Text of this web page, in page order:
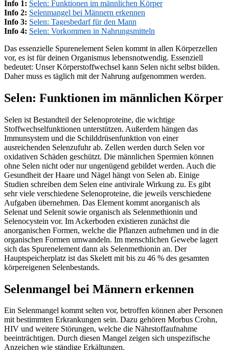
Info 1: Selen: Funktionen im männlichen Körper
Info 2: Selenmangel bei Männern erkennen
Info 3: Selen: Tagesbedarf für den Mann
Info 4: Selen: Vorkommen in Nahrungsmitteln
Das essenzielle Spurenelement Selen kommt in allen Körperzellen
vor, es ist für deinen Organismus lebensnotwendig. Essenziell
bedeutet: Unser Körperstoffwechsel kann Selen nicht selbst bilden.
Daher muss es täglich mit der Nahrung aufgenommen werden.
Selen: Funktionen im männlichen Körper
Selen ist Bestandteil der Selenoproteine, die wichtige
Stoffwechselfunktionen unterstützen. Außerdem hängen das
Immunsystem und die Schilddrüsenfunktion von einer
ausreichenden Selenzufuhr ab. Zellen werden durch Selen vor
oxidativen Schäden geschützt. Die männlichen Spermien können
ohne Selen nicht oder nur ungenügend gebildet werden. Auch die
Gesundheit der Haare und Nägel hängt von Selen ab. Einige
Studien schreiben dem Selen eine antivirale Wirkung zu. Es gibt
sehr viele verschiedene Selenoproteine, die jeweils verschiedene
Aufgaben übernehmen. Das Element kommt anorganisch als
Selenat und Selenit sowie organisch als Selenmethionin und
Selenocystein vor. Im Ackerboden existieren zunächst die
anorganischen Formen, welche die Pflanzen aufnehmen und in die
organischen Formen umwandeln. Im menschlichen Gewebe lagert
sich das Spurenelement dann als Selenmethionin an. Der
Hauptspeicherplatz ist das Skelett mit bis zu 46 % des gesamten
körpereigenen Selenbestands.
Selenmangel bei Männern erkennen
Ein Selenmangel kommt selten vor, betroffen können aber Personen
mit bestimmten Erkrankungen sein. Dazu gehören Morbus Crohn,
HIV und weitere Störungen, welche die Nährstoffaufnahme
beeinträchtigen. Durch diesen Mangel zeigen sich unspezifische
Anzeichen wie ständige Erkältungen.